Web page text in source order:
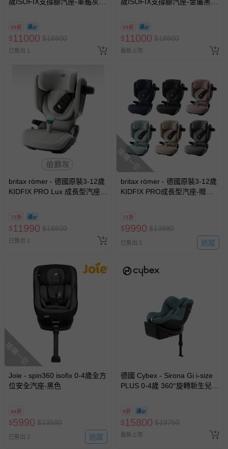
59折
$11000 $18800
已售出 1
59折
$11000 $18800
最新上架
britax römer - 德國原裝3-12歲
KIDFIX PRO Lux 成長型汽座
72折
$11990 $16600
已售出 2
搶購一空
britax römer - 德國原裝3-12歲
KIDFIX PRO成長型汽座-贈汽
71折
$9990 $13980
已售出 2 追蹤
搶購一空
Joie - spin360 isofix 0-4歲全方
位安全汽座-黑色
44折
$5990 $13580
已售出 2 追蹤
德國 Cybex - Sirona Gi i-size
PLUS 0-4歲 360°旋轉新生兒安
8折
$15800 $19750
最新上架